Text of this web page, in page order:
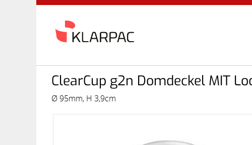
ClearCup g2n Domdeckel MIT
Ø 95mm, H 3,9cm